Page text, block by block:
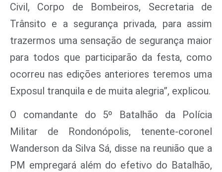
Civil, Corpo de Bombeiros, Secretaria de
Trânsito e a segurança privada, para assim
trazermos uma sensação de segurança maior
para todos que participarão da festa, como
ocorreu nas edições anteriores teremos uma
Exposul tranquila e de muita alegria”, explicou.
O comandante do 5º Batalhão da Polícia
Militar de Rondonópolis, tenente-coronel
Wanderson da Silva Sá, disse na reunião que a
PM empregará além do efetivo do Batalhão,